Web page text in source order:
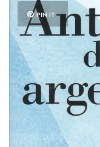
PIN IT